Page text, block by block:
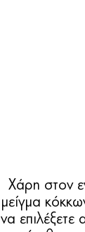
Χάρη στον
μείγμα
να